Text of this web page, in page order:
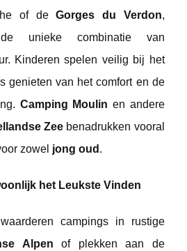
of deGorges du Verdon,
unieke combinatie van
Kinderen spelen veilig bij het
genieten van het comfort en de
Camping Moulin en andere
Zee benadrukken vooral
zowel jong oud .
het Leukste Vinden
campings in rustige
Alpen of plekken aan de